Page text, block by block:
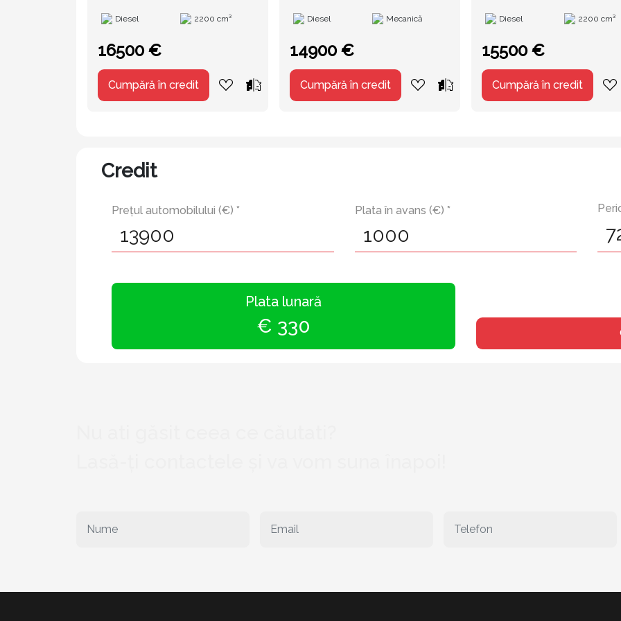
Diesel 2200 cm³
16500 €
Cumpără în credit
Diesel Mecanică
14900 €
Cumpără în credit
Diesel 2200 cm³
15500 €
Cumpără în credit
Credit
Prețul automobilului (€) * Plata în avans (€) *
Plata lunară
€ 330